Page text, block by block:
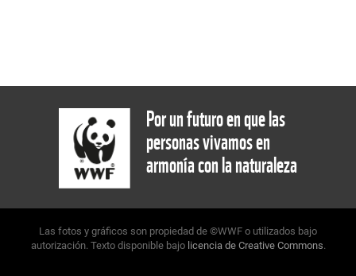
Por un futuro en que las
personas vivamos en
armonía con la naturaleza
Las fotos y gráficos son propiedad de ©WWF o utilizados bajo
autorización. Texto disponible bajo licencia de Creative Commons.